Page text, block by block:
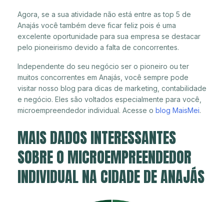
Agora, se a sua atividade não está entre as top 5 de
Anajás você também deve ficar feliz pois é uma
excelente oportunidade para sua empresa se destacar
pelo pioneirismo devido a falta de concorrentes.
Independente do seu negócio ser o pioneiro ou ter
muitos concorrentes em Anajás, você sempre pode
visitar nosso blog para dicas de marketing, contabilidade
e negócio. Eles são voltados especialmente para você,
microempreendedor individual. Acesse o blog MaisMei.
MAIS DADOS INTERESSANTES
SOBRE O MICROEMPREENDEDOR
INDIVIDUAL NA CIDADE DE ANAJÁS